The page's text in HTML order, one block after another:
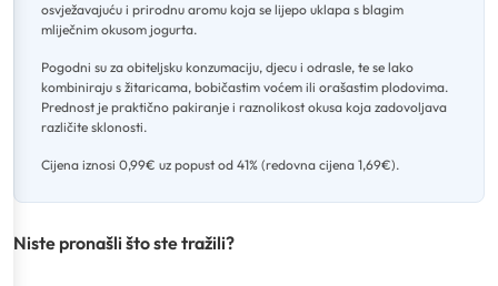
osvježavajuću i prirodnu aromu koja se lijepo uklapa s blagim
mliječnim okusom jogurta.
Pogodni su za obiteljsku konzumaciju, djecu i odrasle, te se lako
kombiniraju s žitaricama, bobičastim voćem ili orašastim plodovima.
Prednost je praktično pakiranje i raznolikost okusa koja zadovoljava
različite sklonosti.
Cijena iznosi 0,99€ uz popust od 41% (redovna cijena 1,69€).
Niste pronašli što ste tražili?